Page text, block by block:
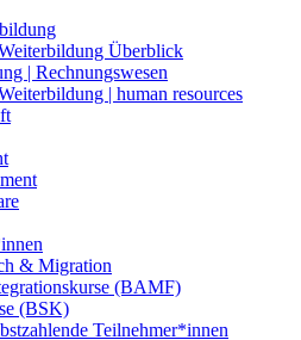
Überblick
| Rechnungswesen
| human resources
& Migration
(BAMF)
(BSK)
Teilnehmer*innen